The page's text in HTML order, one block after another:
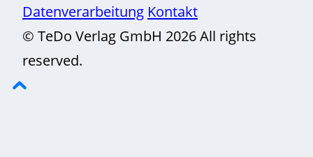
Datenverarbeitung Kontakt
© TeDo Verlag GmbH 2026 All rights
reserved.